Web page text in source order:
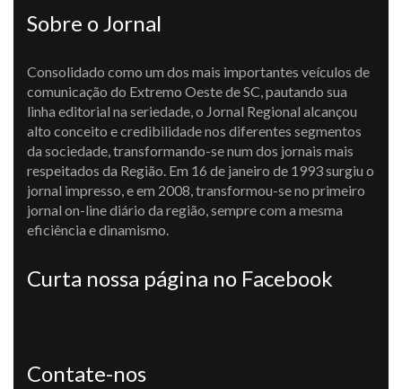
Sobre o Jornal
Consolidado como um dos mais importantes veículos de
comunicação do Extremo Oeste de SC, pautando sua
linha editorial na seriedade, o Jornal Regional alcançou
alto conceito e credibilidade nos diferentes segmentos
da sociedade, transformando-se num dos jornais mais
respeitados da Região. Em 16 de janeiro de 1993 surgiu o
jornal impresso, e em 2008, transformou-se no primeiro
jornal on-line diário da região, sempre com a mesma
eficiência e dinamismo.
Curta nossa página no Facebook
Contate-nos